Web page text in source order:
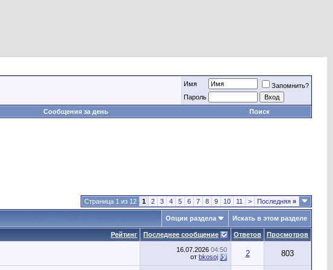
Имя
Запомнить?
Пароль
Сообщения за день Поиск
Страница 1 из 12 1 2 3 4 5 6 7 8 9 10 11 > Последняя »
Опции раздела Искать в этом разделе
Рейтинг Последнее сообщение Ответов Просмотров
16.07.2026 04:50
от bkosoj 2 803